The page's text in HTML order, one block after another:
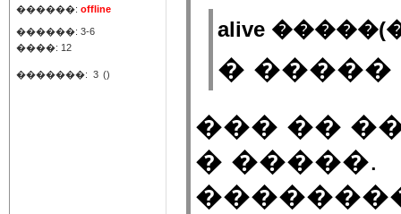
������: offline
������: 3-6
����: 12
�������: 3 ()
alive
�
��� ��
� �����.